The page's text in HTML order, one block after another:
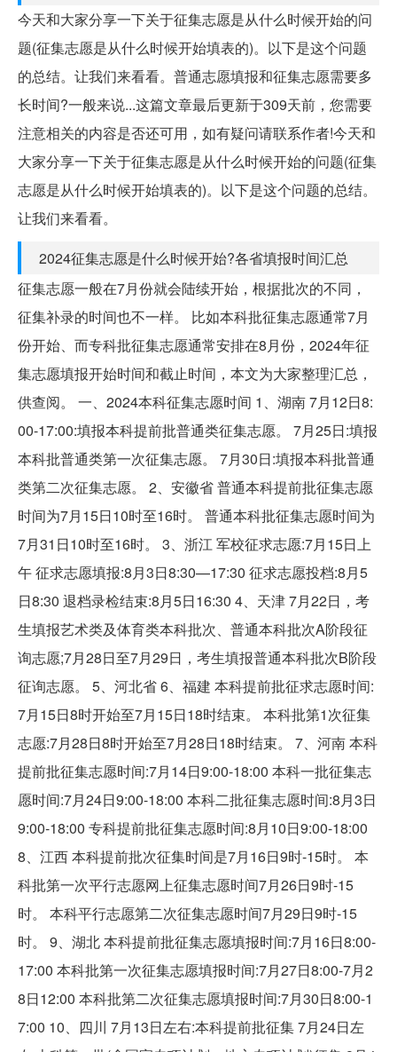
今天和大家分享一下关于征集志愿是从什么时候开始的问
题(征集志愿是从什么时候开始填表的)。以下是这个问题
的总结。让我们来看看。普通志愿填报和征集志愿需要多
长时间?一般来说...这篇文章最后更新于309天前，您需要
注意相关的内容是否还可用，如有疑问请联系作者!今天和
大家分享一下关于征集志愿是从什么时候开始的问题(征集
志愿是从什么时候开始填表的)。以下是这个问题的总结。
让我们来看看。
2024征集志愿是什么时候开始?各省填报时间汇总
征集志愿一般在7月份就会陆续开始，根据批次的不同，
征集补录的时间也不一样。 比如本科批征集志愿通常7月
份开始、而专科批征集志愿通常安排在8月份，2024年征
集志愿填报开始时间和截止时间，本文为大家整理汇总，
供查阅。 一、2024本科征集志愿时间 1、湖南 7月12日8:
00-17:00:填报本科提前批普通类征集志愿。 7月25日:填报
本科批普通类第一次征集志愿。 7月30日:填报本科批普通
类第二次征集志愿。 2、安徽省 普通本科提前批征集志愿
时间为7月15日10时至16时。 普通本科批征集志愿时间为
7月31日10时至16时。 3、浙江 军校征求志愿:7月15日上
午 征求志愿填报:8月3日8:30—17:30 征求志愿投档:8月5
日8:30 退档录检结束:8月5日16:30 4、天津 7月22日，考
生填报艺术类及体育类本科批次、普通本科批次A阶段征
询志愿;7月28日至7月29日，考生填报普通本科批次B阶段
征询志愿。 5、河北省 6、福建 本科提前批征求志愿时间:
7月15日8时开始至7月15日18时结束。 本科批第1次征集
志愿:7月28日8时开始至7月28日18时结束。 7、河南 本科
提前批征集志愿时间:7月14日9:00-18:00 本科一批征集志
愿时间:7月24日9:00-18:00 本科二批征集志愿时间:8月3日
9:00-18:00 专科提前批征集志愿时间:8月10日9:00-18:00
8、江西 本科提前批次征集时间是7月16日9时-15时。 本
科批第一次平行志愿网上征集志愿时间7月26日9时-15
时。 本科平行志愿第二次征集志愿时间7月29日9时-15
时。 9、湖北 本科提前批征集志愿填报时间:7月16日8:00-
17:00 本科批第一次征集志愿填报时间:7月27日8:00-7月2
8日12:00 本科批第二次征集志愿填报时间:7月30日8:00-1
7:00 10、四川 7月13日左右:本科提前批征集 7月24日左